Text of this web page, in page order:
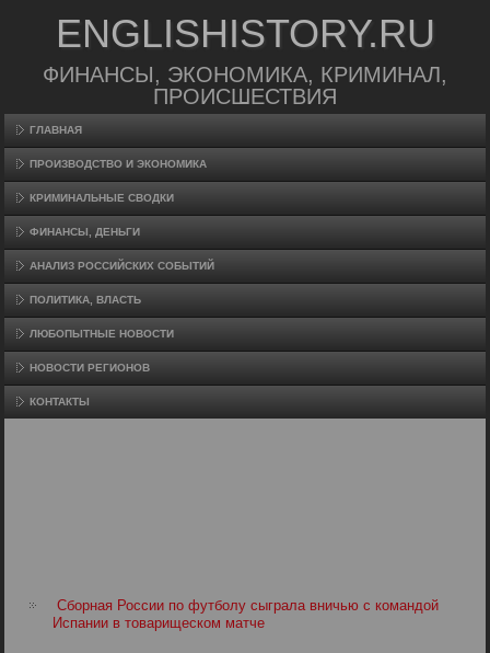
ENGLISHISTORY.RU
ФИНАНСЫ, ЭКОНОМИКА, КРИМИНАЛ,
ПРОИСШЕСТВИЯ
ГЛАВНАЯ
ПРОИЗВΟДСТВО И ЭКОНОМИКА
КРИМИНАЛЬНЫЕ СВОДКИ
ФИНАНСЫ, ДЕНЬГИ
АНАЛИЗ РОССИЙСКИХ СОБЫТИЙ
ПОЛИТИКА, ВЛАСТЬ
ЛЮБОПЫТНЫЕ НОВОСТИ
НОВОСТИ РЕГИОНОВ
КОНТАКТЫ
Сборная России по футболу сыграла вничью с командой
Испании в товарищеском матче